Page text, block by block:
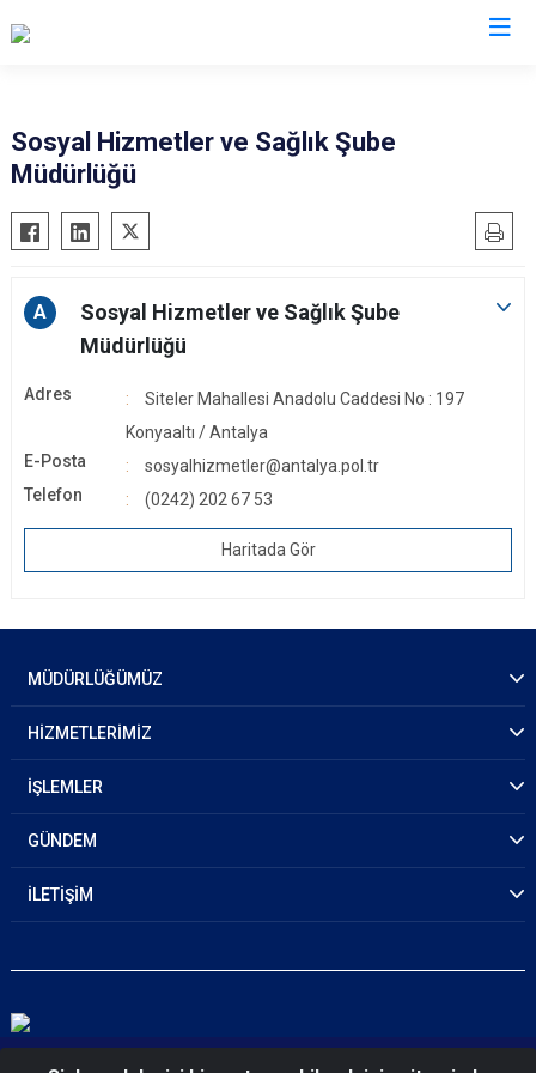
Sosyal Hizmetler ve Sağlık Şube
Müdürlüğü
A
Sosyal Hizmetler ve Sağlık Şube
Müdürlüğü
Adres
Siteler Mahallesi Anadolu Caddesi No : 197
Konyaaltı / Antalya
E-Posta
sosyalhizmetler@antalya.pol.tr
Telefon
(0242) 202 67 53
Haritada Gör
MÜDÜRLÜĞÜMÜZ
HİZMETLERİMİZ
İŞLEMLER
GÜNDEM
İLETİŞİM